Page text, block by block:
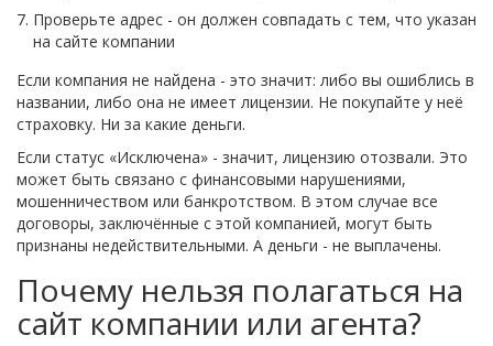
Проверьте адрес - он должен совпадать с тем, что указан
на сайте компании
Если компания не найдена - это значит: либо вы ошиблись в
названии, либо она не имеет лицензии. Не покупайте у неё
страховку. Ни за какие деньги.
Если статус «Исключена» - значит, лицензию отозвали. Это
может быть связано с финансовыми нарушениями,
мошенничеством или банкротством. В этом случае все
договоры, заключённые с этой компанией, могут быть
признаны недействительными. А деньги - не выплачены.
Почему нельзя полагаться на
сайт компании или агента?